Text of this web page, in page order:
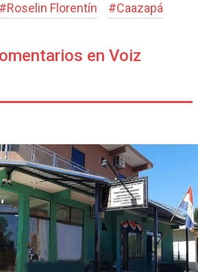
#Roselin Florentín #Caazapá
en Voiz